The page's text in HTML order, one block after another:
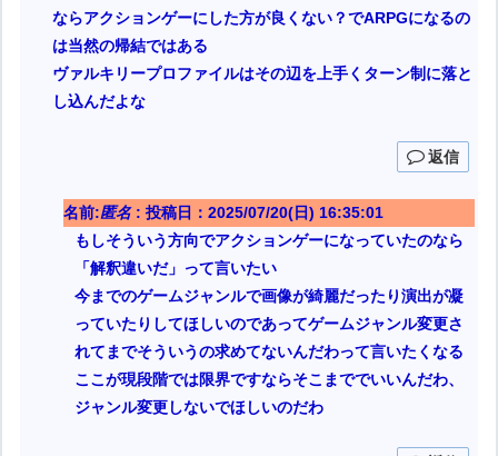
ならアクションゲーにした方が良くない？でARPGになるの
は当然の帰結ではある
ヴァルキリープロファイルはその辺を上手くターン制に落と
し込んだよな
返信
名前:匿名: 投稿日：2025/07/20(日) 16:35:01
もしそういう方向でアクションゲーになっていたのなら
「解釈違いだ」って言いたい
今までのゲームジャンルで画像が綺麗だったり演出が凝
っていたりしてほしいのであってゲームジャンル変更さ
れてまでそういうの求めてないんだわって言いたくなる
ここが現段階では限界ですならそこまででいいんだわ、
ジャンル変更しないでほしいのだわ